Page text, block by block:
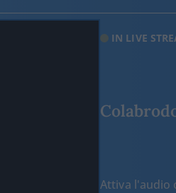
IN LIVE
Attiva l'audio